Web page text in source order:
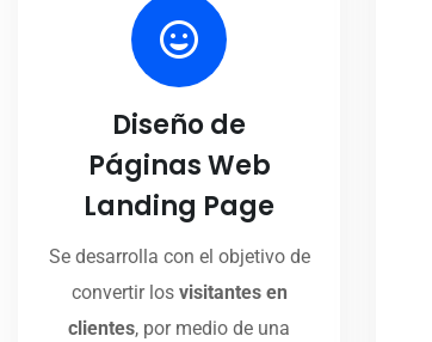
Diseño de
Páginas Web
Landing Page
Se desarrolla con el objetivo de
convertir los visitantes en
clientes, por medio de una